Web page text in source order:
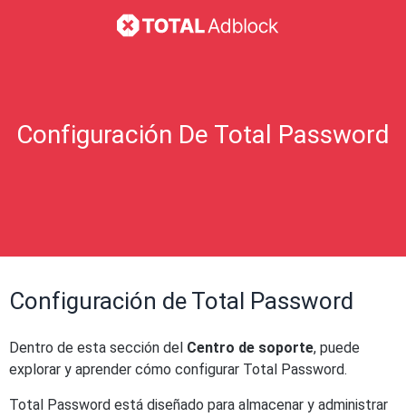
Configuración De Total Password
Configuración de Total Password
Dentro de esta sección del Centro de soporte, puede
explorar y aprender cómo configurar Total Password.
Total Password está diseñado para almacenar y administrar